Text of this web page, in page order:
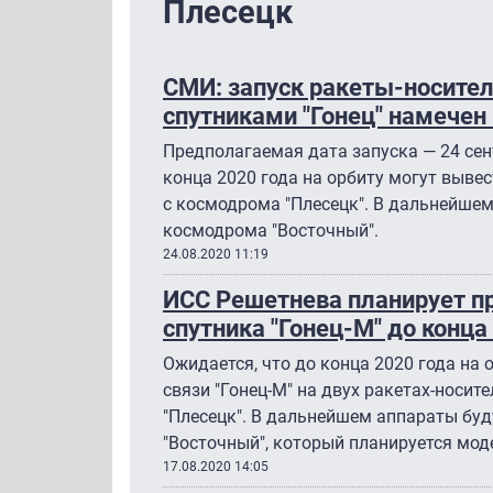
Плесецк
СМИ: запуск ракеты-
спутниками "Гонец" намечен
Предполагаемая дата запуска — 24
конца 2020 года на орбиту могут
с космодрома "Плесецк". В
космодрома "Восточный".
24.08.2020 11:19
ИСС Решетнева планирует
спутника "Гонец-М" до
Ожидается, что до конца 2020 года на
связи "Гонец-М" на двух ракетах-
"Плесецк". В дальнейшем аппараты
"Восточный", который планируется
17.08.2020 14:05